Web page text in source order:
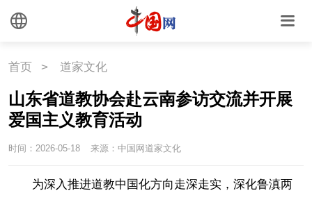
首页 > 道家文化
山东省道教协会赴云南参访交流并开展
爱国主义教育活动
时间：2026-05-18 来源：中国网道家文化
为深入推进道教中国化方向走深走实，深化鲁滇两